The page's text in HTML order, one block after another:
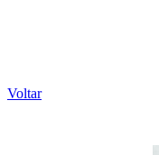
Voltar